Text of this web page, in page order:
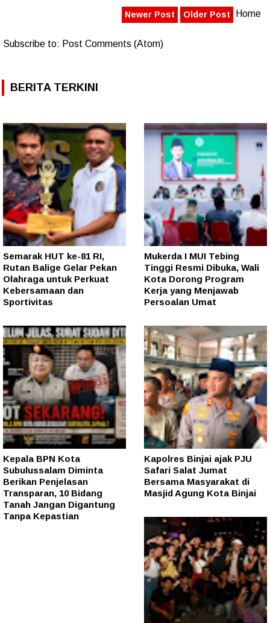
Newer Post Older Post Home
Subscribe to: Post Comments (Atom)
BERITA TERKINI
Semarak HUT ke-81 RI,
Rutan Balige Gelar Pekan
Olahraga untuk Perkuat
Kebersamaan dan
Sportivitas
Mukerda I MUI Tebing
Tinggi Resmi Dibuka, Wali
Kota Dorong Program
Kerja yang Menjawab
Persoalan Umat
Kepala BPN Kota
Subulussalam Diminta
Berikan Penjelasan
Transparan, 10 Bidang
Tanah Jangan Digantung
Tanpa Kepastian
Kapolres Binjai ajak PJU
Safari Salat Jumat
Bersama Masyarakat di
Masjid Agung Kota Binjai